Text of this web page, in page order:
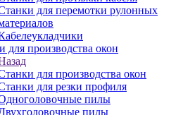
для перемотки рулонных
для производства окон
для производства окон
для резки профиля
пилы
пилы